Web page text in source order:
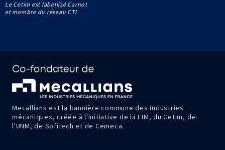
Le Cetim est labellisé Carnot
et membre du réseau CTI
Mecallians est la bannière commune des industries
mécaniques, créée à l'initiative de la FIM, du Cetim, de
l'UNM, de Sofitech et de Cemeca.